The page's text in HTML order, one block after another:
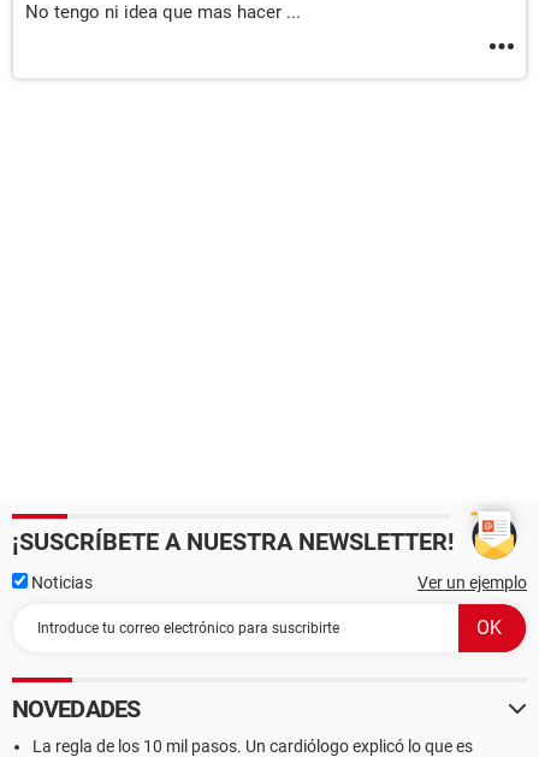
No tengo ni idea que mas hacer ...
¡SUSCRÍBETE A NUESTRA NEWSLETTER!
Noticias Ver un ejemplo
NOVEDADES
La regla de los 10 mil pasos. Un cardiólogo explicó lo que es